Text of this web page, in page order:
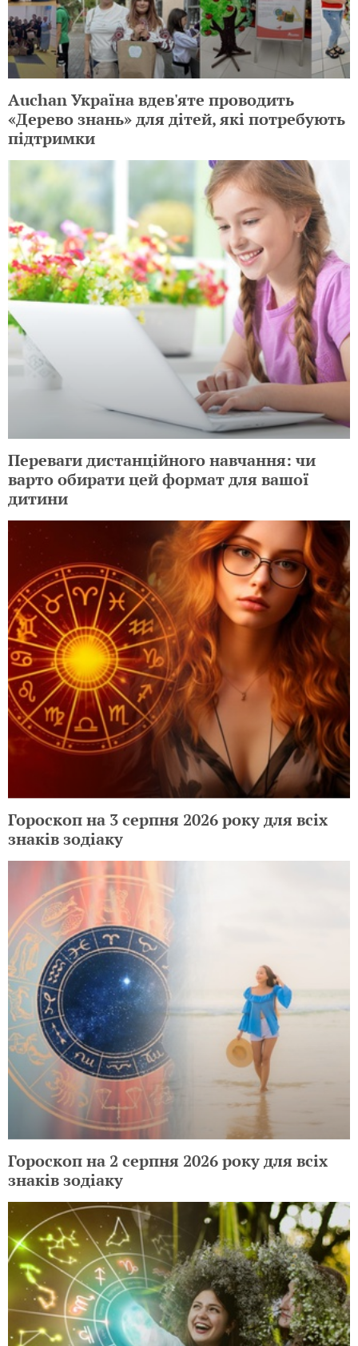
Auchan Україна вдев'яте проводить
«Дерево знань» для дітей, які потребують
підтримки
Переваги дистанційного навчання: чи
варто обирати цей формат для вашої
дитини
Гороскоп на 3 серпня 2026 року для всіх
знаків зодіаку
Гороскоп на 2 серпня 2026 року для всіх
знаків зодіаку